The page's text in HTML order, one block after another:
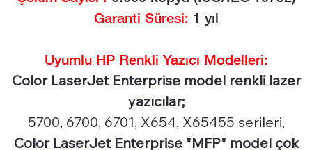
Garanti Süresi: 1 yıl
Uyumlu HP Renkli Yazıcı Modelleri:
Color LaserJet Enterprise model renkli lazer
yazıcılar;
5700, 6700, 6701, X654, X65455 serileri,
Color LaserJet Enterprise "MFP" model çok